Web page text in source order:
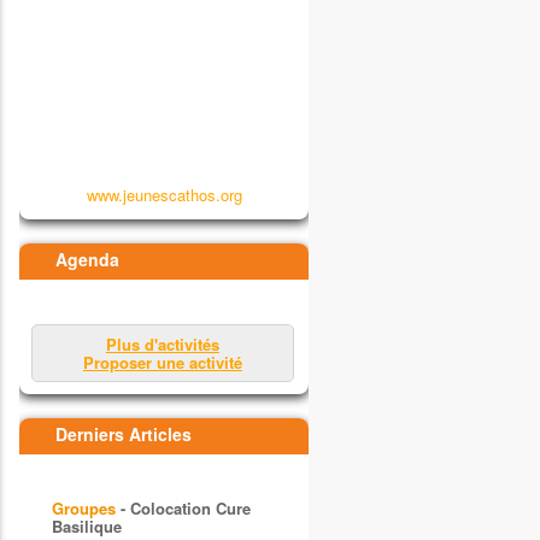
www.jeunescathos.org
Agenda
Plus d'activités
Proposer une activité
Derniers Articles
Groupes - Colocation Cure
Basilique